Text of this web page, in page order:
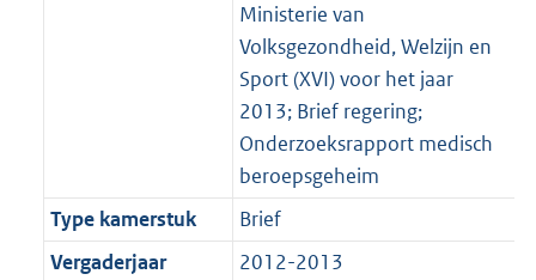
Ministerie van
Volksgezondheid, Welzijn en
Sport (XVI) voor het jaar
2013; Brief regering;
Onderzoeksrapport medisch
beroepsgeheim
Type kamerstuk
Brief
Vergaderjaar
2012-2013